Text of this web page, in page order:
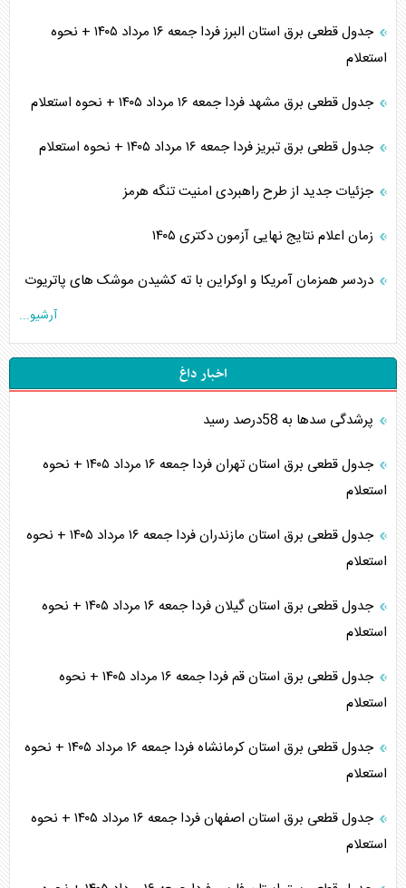
جدول قطعی برق استان البرز فردا جمعه ۱۶ مرداد ۱۴۰۵ + نحوه
استعلام
جدول قطعی برق مشهد فردا جمعه ۱۶ مرداد ۱۴۰۵ + نحوه استعلام
جدول قطعی برق تبریز فردا جمعه ۱۶ مرداد ۱۴۰۵ + نحوه استعلام
جزئیات جدید از طرح راهبردی امنیت تنگه هرمز
زمان اعلام نتایج نهایی آزمون دکتری ۱۴۰۵
دردسر همزمان آمریکا و اوکراین با ته کشیدن موشک های پاتریوت
آرشیو...
اخبار داغ
پرشدگی سدها به 58درصد رسید
جدول قطعی برق استان تهران فردا جمعه ۱۶ مرداد ۱۴۰۵ + نحوه
استعلام
جدول قطعی برق استان مازندران فردا جمعه ۱۶ مرداد ۱۴۰۵ + نحوه
استعلام
جدول قطعی برق استان گیلان فردا جمعه ۱۶ مرداد ۱۴۰۵ + نحوه
استعلام
جدول قطعی برق استان قم فردا جمعه ۱۶ مرداد ۱۴۰۵ + نحوه
استعلام
جدول قطعی برق استان کرمانشاه فردا جمعه ۱۶ مرداد ۱۴۰۵ + نحوه
استعلام
جدول قطعی برق استان اصفهان فردا جمعه ۱۶ مرداد ۱۴۰۵ + نحوه
استعلام